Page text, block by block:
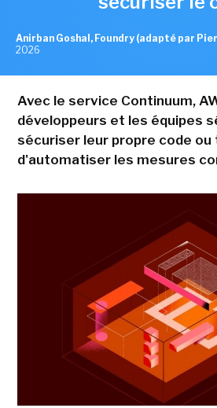
Anirban Goshal, Foundry (adapté par
2026
Avec le service Continuum,
développeurs et les équipes
sécuriser leur propre code ou
d'automatiser les mesures